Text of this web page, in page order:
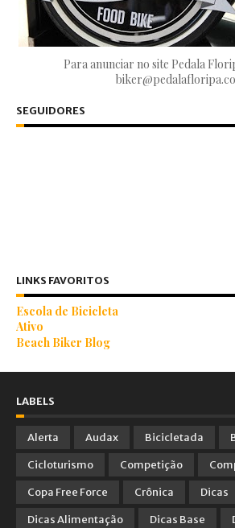
Para anunciar no site Pedala
SEGUIDORES
LINKS FAVORITOS
Escola de Bicicleta
Ativo
Beach Biker Blog
LABELS
Alerta Audax Bicicletada
Cicloturismo
Competição
Copa Free Force
Crônica
Dicas
Dicas Alimentação
Dicas Base